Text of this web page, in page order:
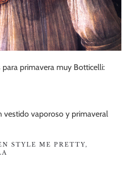
primavera muy Botticelli:
vestido vaporoso y primaveral
STYLE ME PRETTY,